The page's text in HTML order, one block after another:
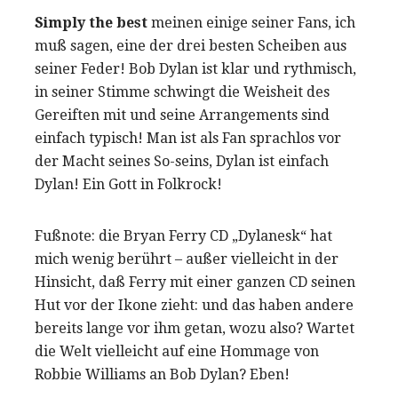
Simply the best meinen einige seiner Fans, ich
muß sagen, eine der drei besten Scheiben aus
seiner Feder! Bob Dylan ist klar und rythmisch,
in seiner Stimme schwingt die Weisheit des
Gereiften mit und seine Arrangements sind
einfach typisch! Man ist als Fan sprachlos vor
der Macht seines So-seins, Dylan ist einfach
Dylan! Ein Gott in Folkrock!
Fußnote: die Bryan Ferry CD „Dylanesk“ hat
mich wenig berührt – außer vielleicht in der
Hinsicht, daß Ferry mit einer ganzen CD seinen
Hut vor der Ikone zieht: und das haben andere
bereits lange vor ihm getan, wozu also? Wartet
die Welt vielleicht auf eine Hommage von
Robbie Williams an Bob Dylan? Eben!